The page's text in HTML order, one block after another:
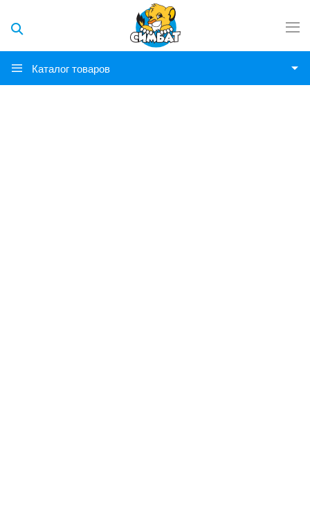
Каталог товаров